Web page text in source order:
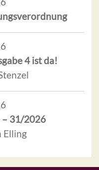
4 ist da!
– 31/2026
Elling